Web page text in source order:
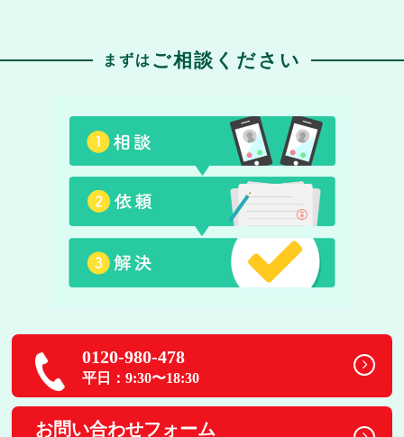
まずは ご相談ください
0120-980-478
平日：9:30〜18:30
お問い合わせフォーム